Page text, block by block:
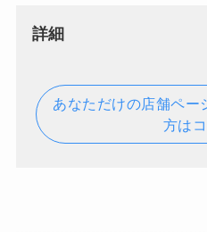
詳細
あなただけの店舗ペー
方は